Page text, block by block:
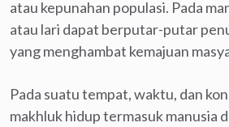
atau kepunahan populasi. Pada
atau lari dapat berputar-putar
yang menghambat kemajuan
Pada suatu tempat, waktu, dan
makhluk hidup termasuk manusia